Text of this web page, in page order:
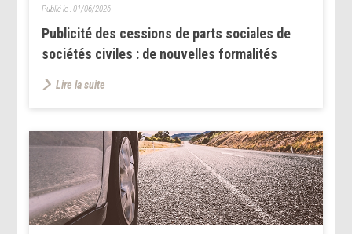
Publicité des cessions de parts sociales de
sociétés civiles : de nouvelles formalités
Publié le :01/06/2026
Lire la suite